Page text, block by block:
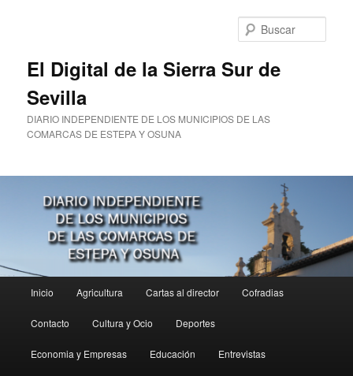
El Digital de la Sierra Sur de
Sevilla
DIARIO INDEPENDIENTE DE LOS MUNICIPIOS DE LAS
COMARCAS DE ESTEPA Y OSUNA
principal
Inicio Agricultura Cartas al director Cofradias
Contacto Cultura y Ocio Deportes
Economia y Empresas Educación Entrevistas